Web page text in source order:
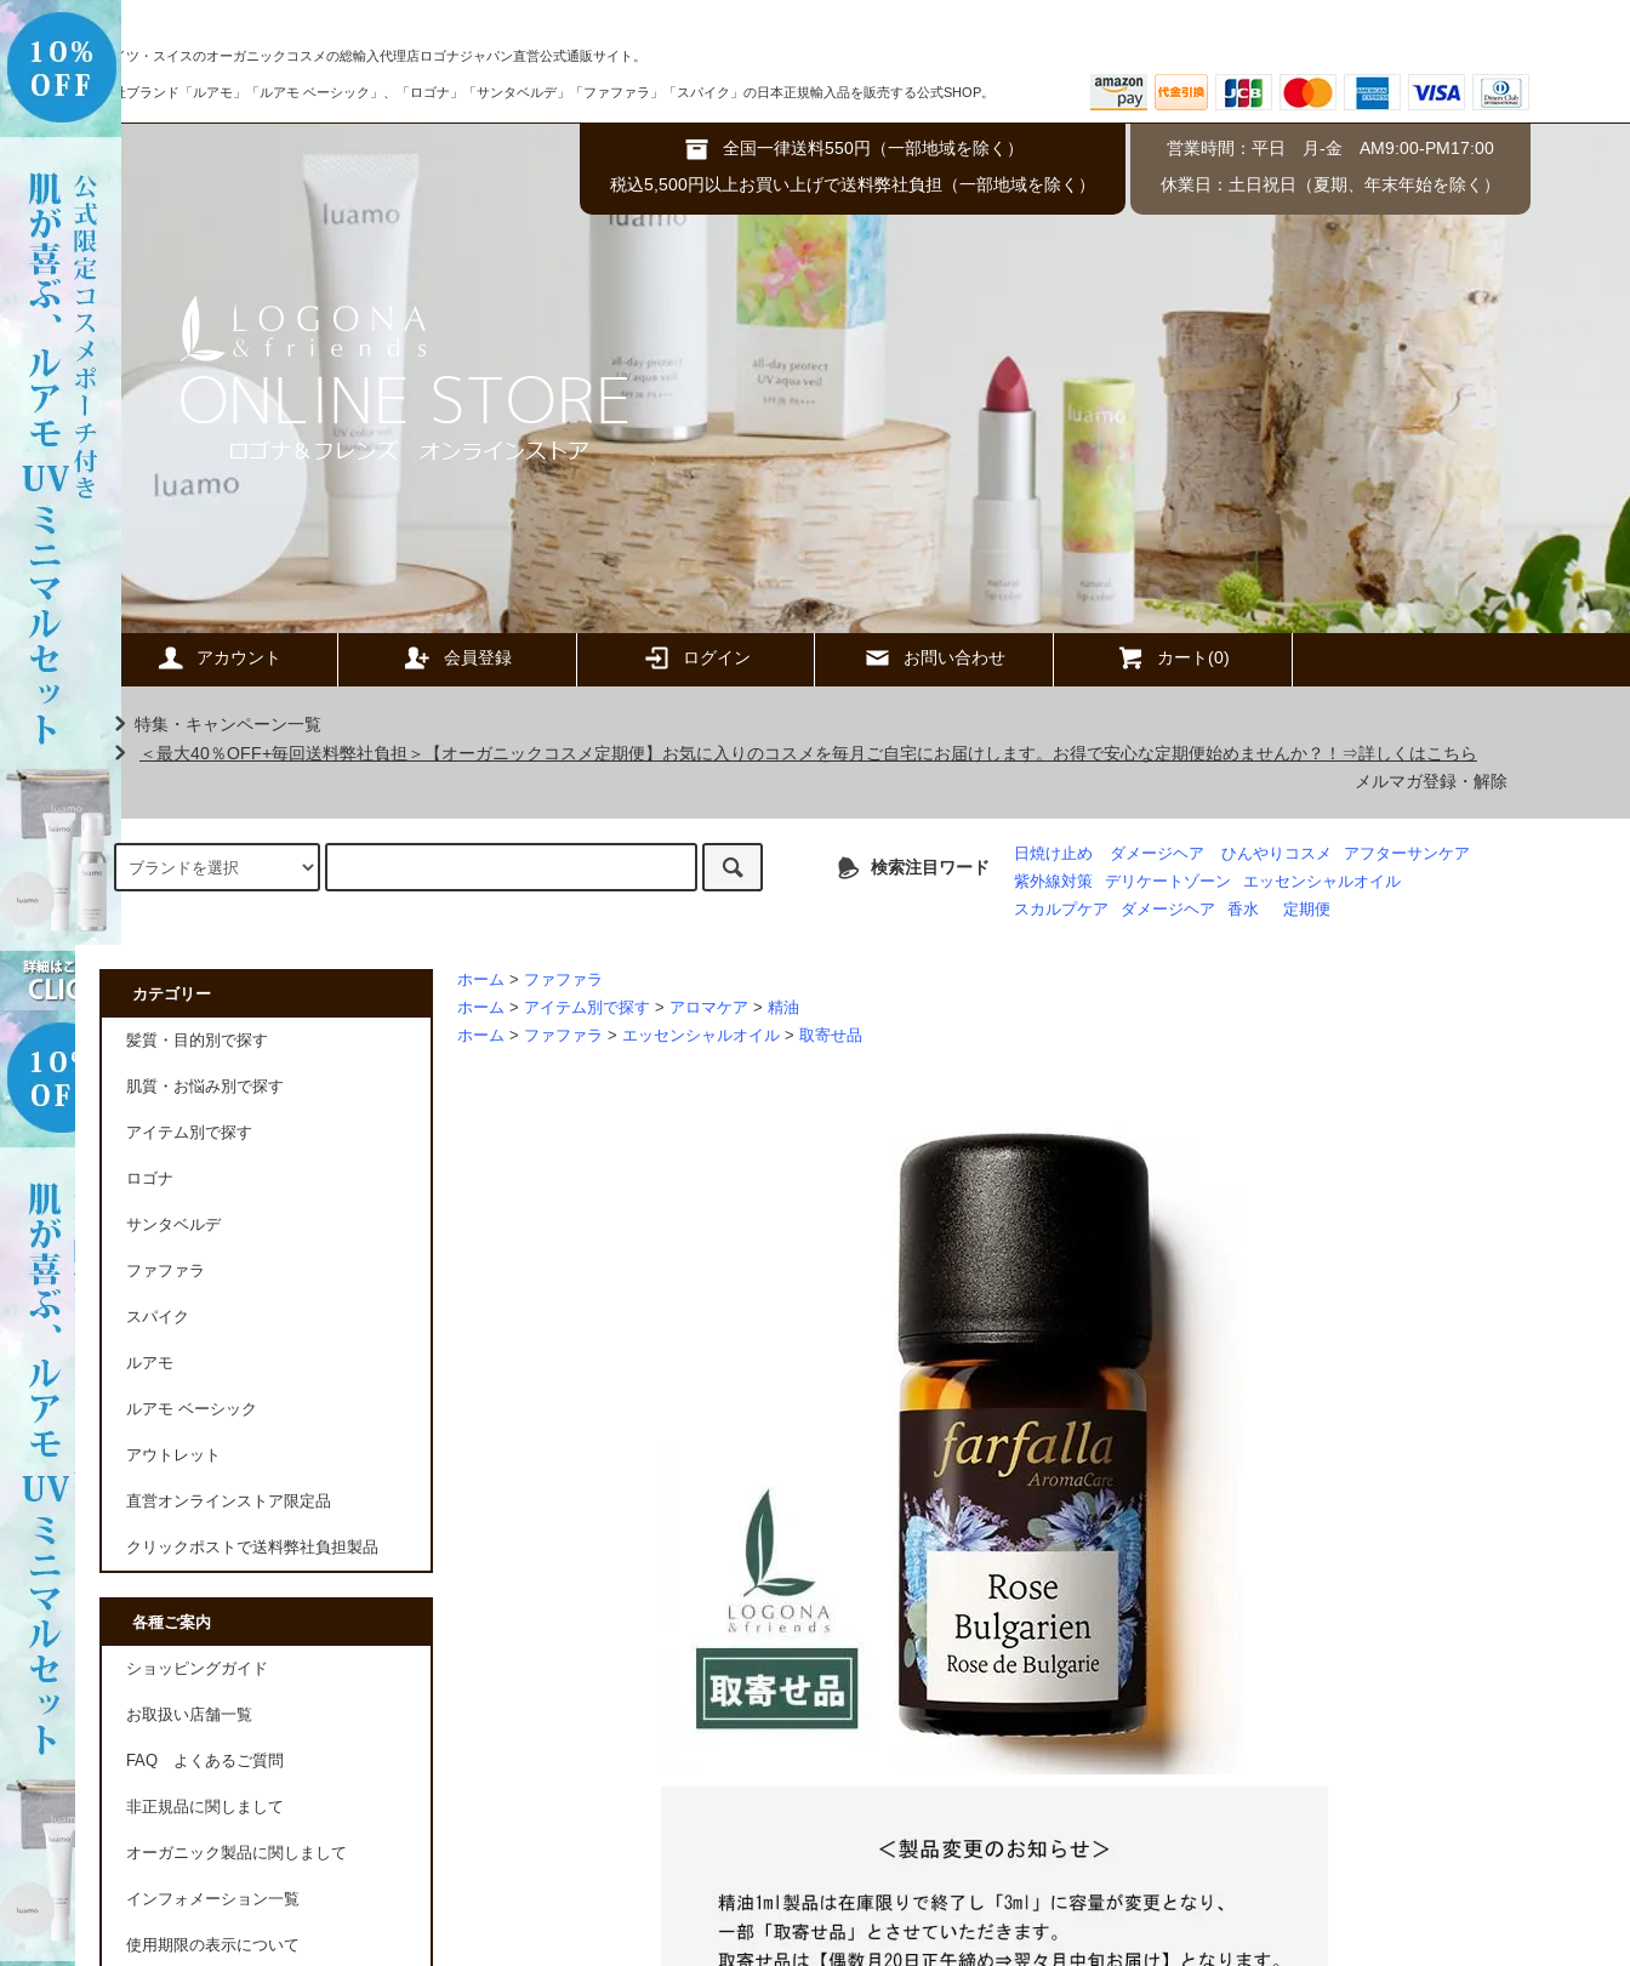
ドイツ・スイスのオーガニックコスメの総輸入代理店ロゴナジャパン直営公式通販サイト。
自社ブランド「ルアモ」「ルアモ ベーシック」、「ロゴナ」「サンタベルデ」「ファファラ」「スパイク」の日本正規輸入品を販売する公式SHOP。
全国一律送料550円（一部地域を除く）
税込5,500円以上お買い上げで送料弊社負担（一部地域を除く）
営業時間：平日 月-金 AM9:00-PM17:00
休業日：土日祝日（夏期、年末年始を除く）
アカウント 会員登録 ログイン お問い合わせ カート(0)
特集・キャンペーン一覧
＜最大40％OFF+毎回送料弊社負担＞【オーガニックコスメ定期便】お気に入りのコスメを毎月ご自宅にお届けします。お得で安心な定期便始めませんか？！⇒詳しくはこちら
メルマガ登録・解除
検索注目ワード
日焼け止め ダメージヘア ひんやりコスメ
アフターサンケア
紫外線対策
デリケートゾーン
エッセンシャルオイル
スカルプケア
ダメージヘア 香水 定期便
ホーム > ファファラ
ホーム > アイテム別で探す > アロマケア > 精油
ホーム > ファファラ > エッセンシャルオイル > 取寄せ品
カテゴリー
髪質・目的別で探す
肌質・お悩み別で探す
アイテム別で探す
ロゴナ
サンタベルデ
ファファラ
スパイク
ルアモ
ルアモ ベーシック
アウトレット
直営オンラインストア限定品
クリックポストで送料弊社負担製品
各種ご案内
ショッピングガイド
お取扱い店舗一覧
FAQ よくあるご質問
非正規品に関しまして
オーガニック製品に関しまして
インフォメーション一覧
使用期限の表示について